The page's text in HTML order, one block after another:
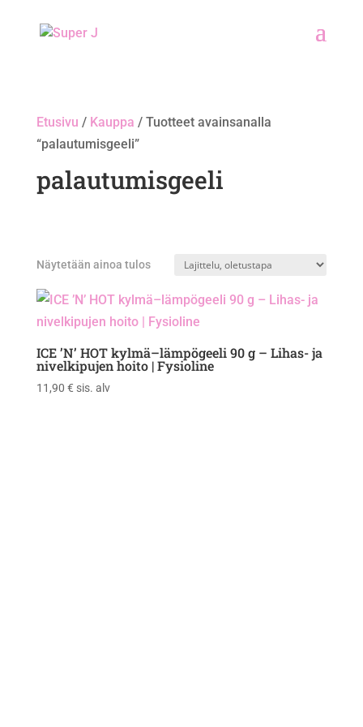
Etusivu / Kauppa / Tuotteet avainsanalla
“palautumisgeeli”
palautumisgeeli
Näytetään ainoa tulos
ICE ’N’ HOT kylmä–lämpögeeli 90 g – Lihas- ja
nivelkipujen hoito | Fysioline
11,90 € sis. alv